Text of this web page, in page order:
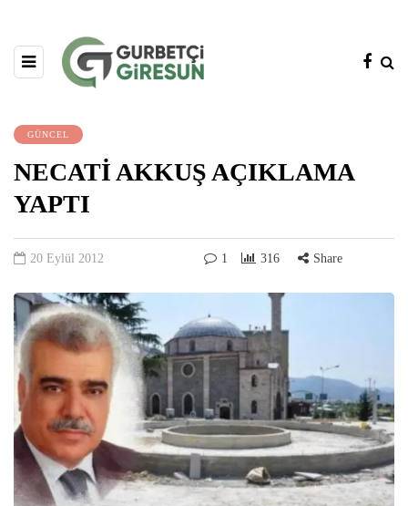
GÜNCEL
NECATİ AKKUŞ AÇIKLAMA
YAPTI
20 Eylül 2012 1 316 Share